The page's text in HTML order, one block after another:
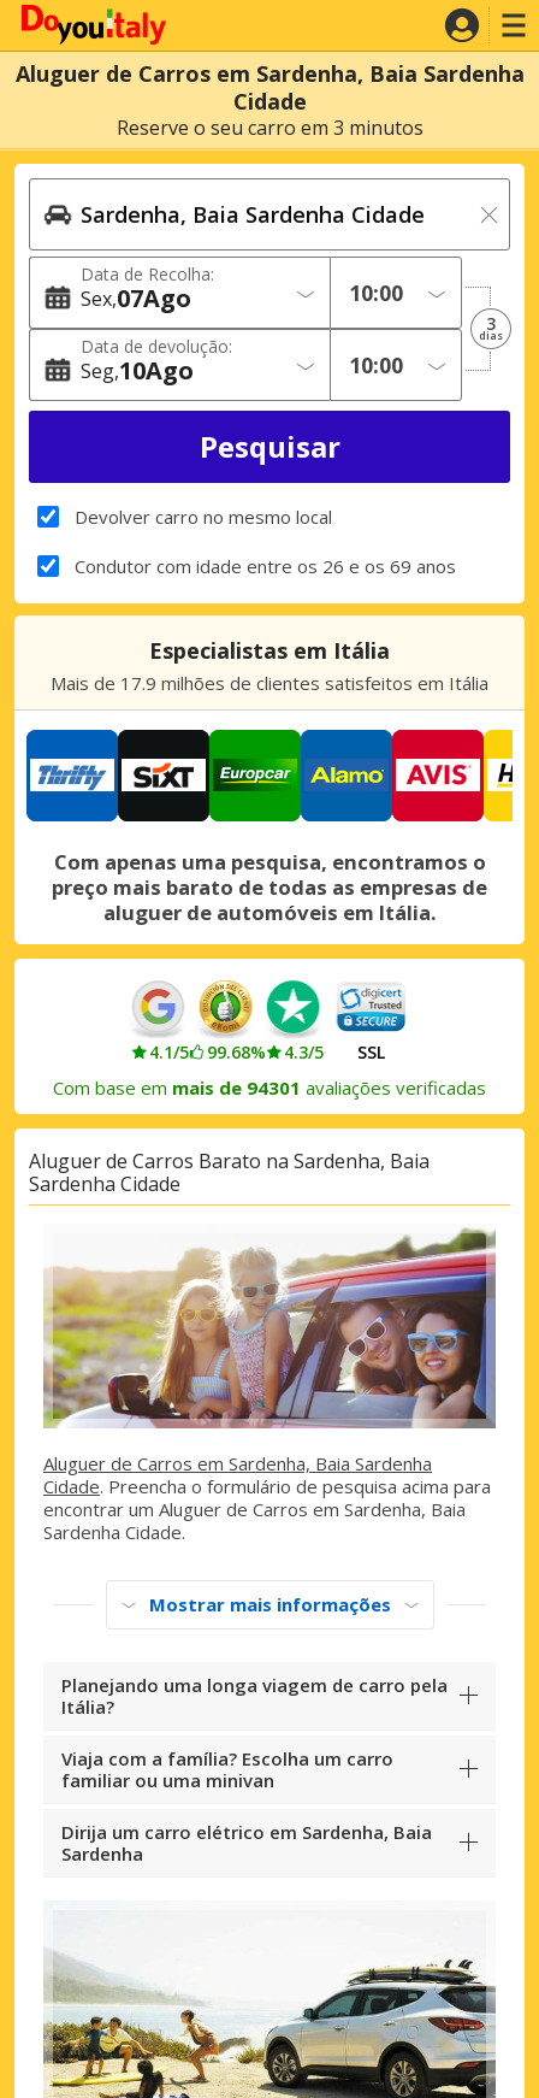
Aluguer de Carros em Sardenha, Baia Sardenha
Cidade
Reserve o seu carro em 3 minutos
Data de Recolha:
Sex 07Ago
Data de devolução:
Seg 10Ago
3
dias
Devolver carro no mesmo local
Condutor com idade entre os 26 e os 69 anos
Especialistas em Itália
Mais de 17.9 milhões de clientes satisfeitos em Itália
Com apenas uma pesquisa, encontramos o
preço mais barato de todas as empresas de
aluguer de automóveis em Itália.
4.1/5 99.68% 4.3/5 SSL
Com base em mais de 94301 avaliações verificadas
Aluguer de Carros Barato na Sardenha, Baia
Sardenha Cidade
Aluguer de Carros em Sardenha, Baia Sardenha
Cidade. Preencha o formulário de pesquisa acima para
encontrar um Aluguer de Carros em Sardenha, Baia
Sardenha Cidade.
Mostrar mais informações
Planejando uma longa viagem de carro pela
Itália?
Viaja com a família? Escolha um carro
familiar ou uma minivan
Dirija um carro elétrico em Sardenha, Baia
Sardenha